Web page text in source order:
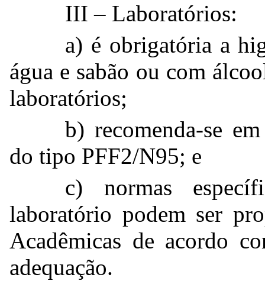
III – Laboratórios:
a) é obrigatória a
água e sabão ou com
laboratórios;
b) recomenda-se
do tipo PFF2/N95; e
c) normas
laboratório podem ser
Acadêmicas de acordo
adequação.